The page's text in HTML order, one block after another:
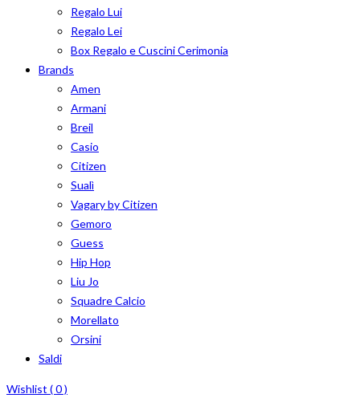
Regalo Lui
Regalo Lei
Box Regalo e Cuscini Cerimonia
Brands
Amen
Armani
Breil
Casio
Citizen
Sualì
Vagary by Citizen
Gemoro
Guess
Hip Hop
Liu Jo
Squadre Calcio
Morellato
Orsini
Saldi
Wishlist (0)